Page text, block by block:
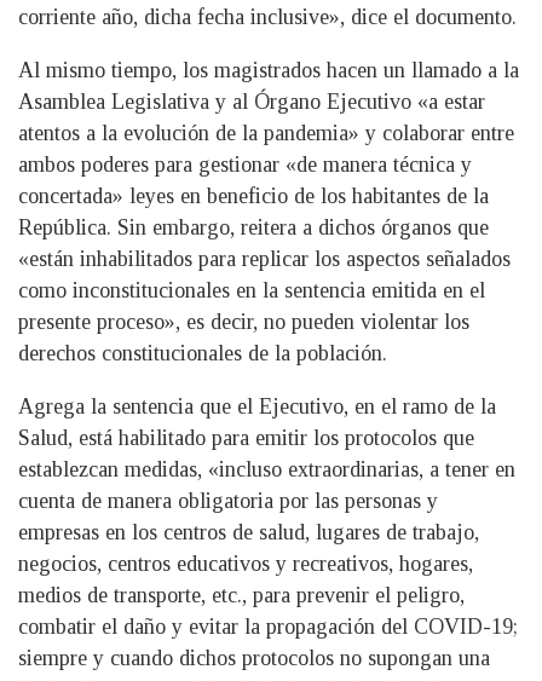
corriente año, dicha fecha inclusive», dice el documento.
Al mismo tiempo, los magistrados hacen un llamado a la
Asamblea Legislativa y al Órgano Ejecutivo «a estar
atentos a la evolución de la pandemia» y colaborar entre
ambos poderes para gestionar «de manera técnica y
concertada» leyes en beneficio de los habitantes de la
República. Sin embargo, reitera a dichos órganos que
«están inhabilitados para replicar los aspectos señalados
como inconstitucionales en la sentencia emitida en el
presente proceso», es decir, no pueden violentar los
derechos constitucionales de la población.
Agrega la sentencia que el Ejecutivo, en el ramo de la
Salud, está habilitado para emitir los protocolos que
establezcan medidas, «incluso extraordinarias, a tener en
cuenta de manera obligatoria por las personas y
empresas en los centros de salud, lugares de trabajo,
negocios, centros educativos y recreativos, hogares,
medios de transporte, etc., para prevenir el peligro,
combatir el daño y evitar la propagación del COVID-19;
siempre y cuando dichos protocolos no supongan una